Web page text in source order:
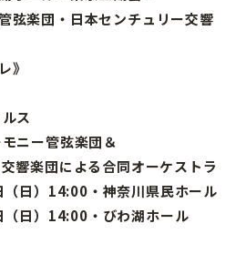
弦楽団・日本センチュリー交響
》
ス
ニー管弦楽団＆
楽団による合同オーケストラ
日）14:00・神奈川県民ホール
日）14:00・びわ湖ホール